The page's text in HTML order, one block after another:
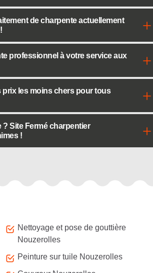
de charpente actuellement
professionnel à votre service aux
prix les moins chers pour tous
Site Fermé charpentier
!
Nettoyage et pose de gouttière
Nouzerolles
Peinture sur tuile Nouzerolles